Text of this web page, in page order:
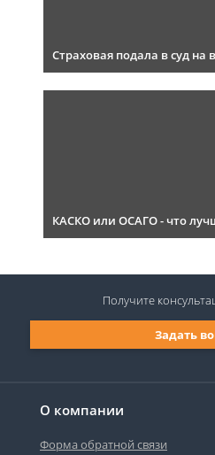
Страховая подала в суд на
КАСКО или ОСАГО - что
О компании
Форма обратной связи
Задать
Получите